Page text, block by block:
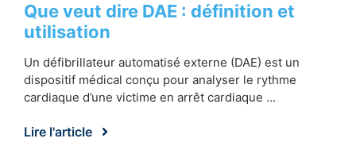
Que veut dire DAE : définition et
utilisation
Un défibrillateur automatisé externe (DAE) est un
dispositif médical conçu pour analyser le rythme
cardiaque d’une victime en arrêt cardiaque ...
Lire l'article